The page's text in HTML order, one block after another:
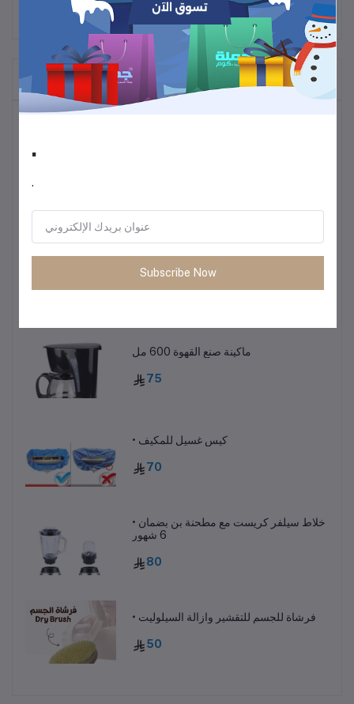
المنتجات التي يتم شراؤها بشكل متكرر
85
ماكينة صنع القهوة 600 مل
75
• كيس غسيل للمكيف
70
• خلاط سيلفر كريست مع مطحنة بن بضمان
6 شهور
80
• فرشاة للجسم للتقشير وازالة السيلوليت
50
.
.
Subscribe Now